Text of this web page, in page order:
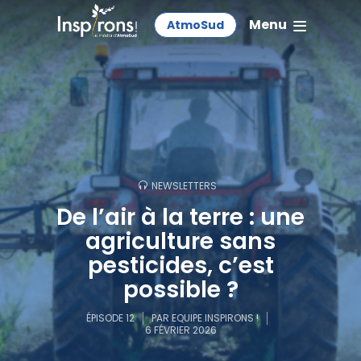
AtmoSud Menu
NEWSLETTERS
De l’air à la terre : une
agriculture sans
pesticides, c’est
possible ?
ÉPISODE 12 PAR EQUIPE INSPIRONS !
6 FÉVRIER 2026